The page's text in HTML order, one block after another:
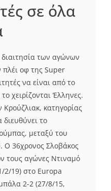
σε όλα
των αγώνων
πλέι οφ της Super
να είναι από το
χειρίζονται Έλληνες.
Κρούζλιακ, κατηγορίας
διευθύνει το
μεταξύ του
Ο 36χρονος Σλοβάκος
τους αγώνες Ντιναμό
2/19) στο Europa
2-2 (27/8/15,